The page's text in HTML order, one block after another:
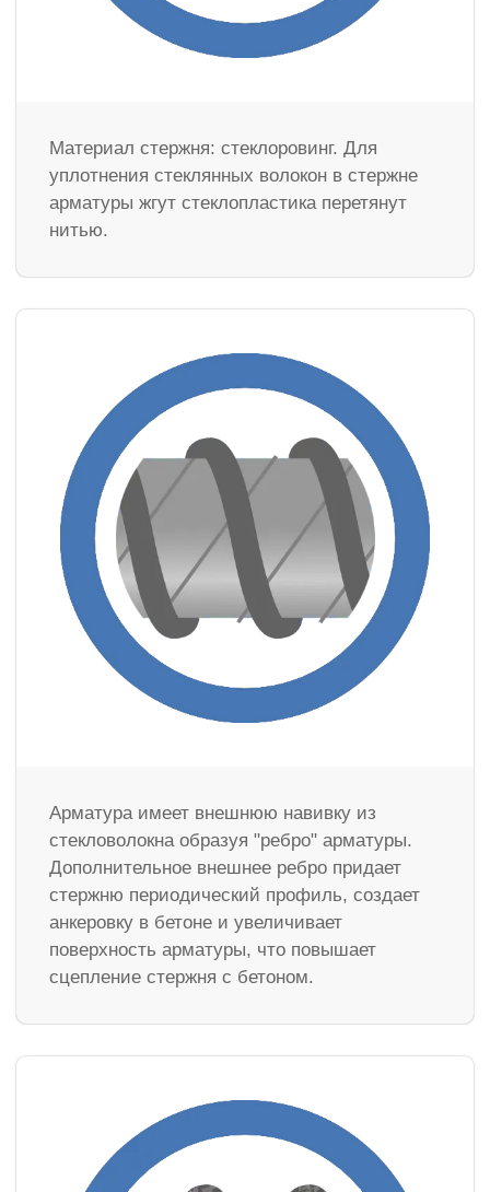
Материал стержня: стеклоровинг. Для
уплотнения стеклянных волокон в стержне
арматуры жгут стеклопластика перетянут
нитью.
Арматура имеет внешнюю навивку из
стекловолокна образуя "ребро" арматуры.
Дополнительное внешнее ребро придает
стержню периодический профиль, создает
анкеровку в бетоне и увеличивает
поверхность арматуры, что повышает
сцепление стержня с бетоном.